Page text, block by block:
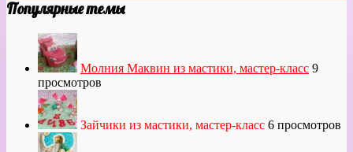
Популярные темы
Молния Маквин из мастики, мастер-класс 9
просмотров
Зайчики из мастики, мастер-класс 6 просмотров